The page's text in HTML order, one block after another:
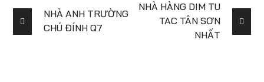
NHÀ ANH TRƯỜNG
CHÚ ĐÍNH Q7
NHÀ HÀNG DIM TU
TAC TÂN SƠN
NHẤT